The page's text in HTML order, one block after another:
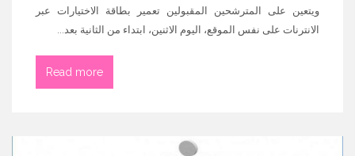
ويتعين على المترشحين المقبولين تعمير بطاقة الاختيارات عبر
الانترنات على نفس الموقع، اليوم الاثنين، ابتداء من الثانية بعد...
Read more